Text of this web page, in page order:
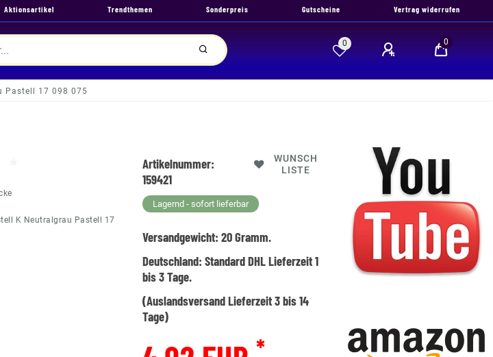
Aktionsartikel Trendthemen Sonderpreis Gutscheine Vertrag widerrufen
0 0
Pastell 17 098 075
K Neutralgrau Pastell 17
Artikelnummer:
159421
WUNSCH
LISTE
Lagernd - sofort lieferbar
Versandgewicht:20Gramm.
Deutschland:Standard DHL Lieferzeit 1
bis 3 Tage.
(Auslandsversand Lieferzeit 3 bis 14
Tage)
*